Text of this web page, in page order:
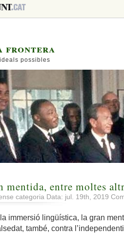
frontera
possibles
mentida, entre moltes
categoria Data: jul. 19th, 2019
immersió lingüística, la gran
també, contra